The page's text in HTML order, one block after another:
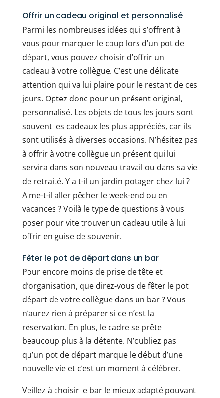
Offrir un cadeau original et personnalisé
Parmi les nombreuses idées qui s’offrent à
vous pour marquer le coup lors d’un pot de
départ, vous pouvez choisir d’offrir un
cadeau à votre collègue. C’est une délicate
attention qui va lui plaire pour le restant de ces
jours. Optez donc pour un présent original,
personnalisé. Les objets de tous les jours sont
souvent les cadeaux les plus appréciés, car ils
sont utilisés à diverses occasions. N’hésitez pas
à offrir à votre collègue un présent qui lui
servira dans son nouveau travail ou dans sa vie
de retraité. Y a t-il un jardin potager chez lui ?
Aime-t-il aller pêcher le week-end ou en
vacances ? Voilà le type de questions à vous
poser pour vite trouver un cadeau utile à lui
offrir en guise de souvenir.
Fêter le pot de départ dans un bar
Pour encore moins de prise de tête et
d’organisation, que direz-vous de fêter le pot
départ de votre collègue dans un bar ? Vous
n’aurez rien à préparer si ce n’est la
réservation. En plus, le cadre se prête
beaucoup plus à la détente. N’oubliez pas
qu’un pot de départ marque le début d’une
nouvelle vie et c’est un moment à célébrer.
Veillez à choisir le bar le mieux adapté pouvant